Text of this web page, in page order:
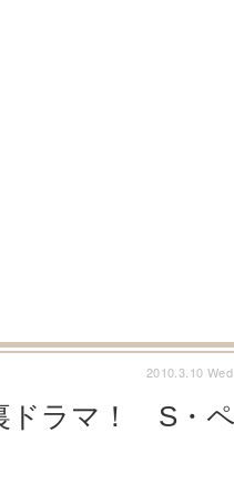
ドラマ！ S・
2010.3.10